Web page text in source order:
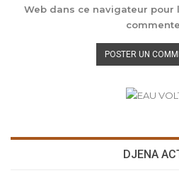
Web dans ce navigateur pour
DJENA